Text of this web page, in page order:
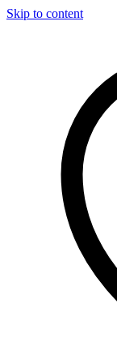
Skip to content